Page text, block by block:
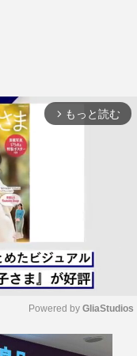
arrow_forward_ios もっと読む
M
Powered by GliaStudios